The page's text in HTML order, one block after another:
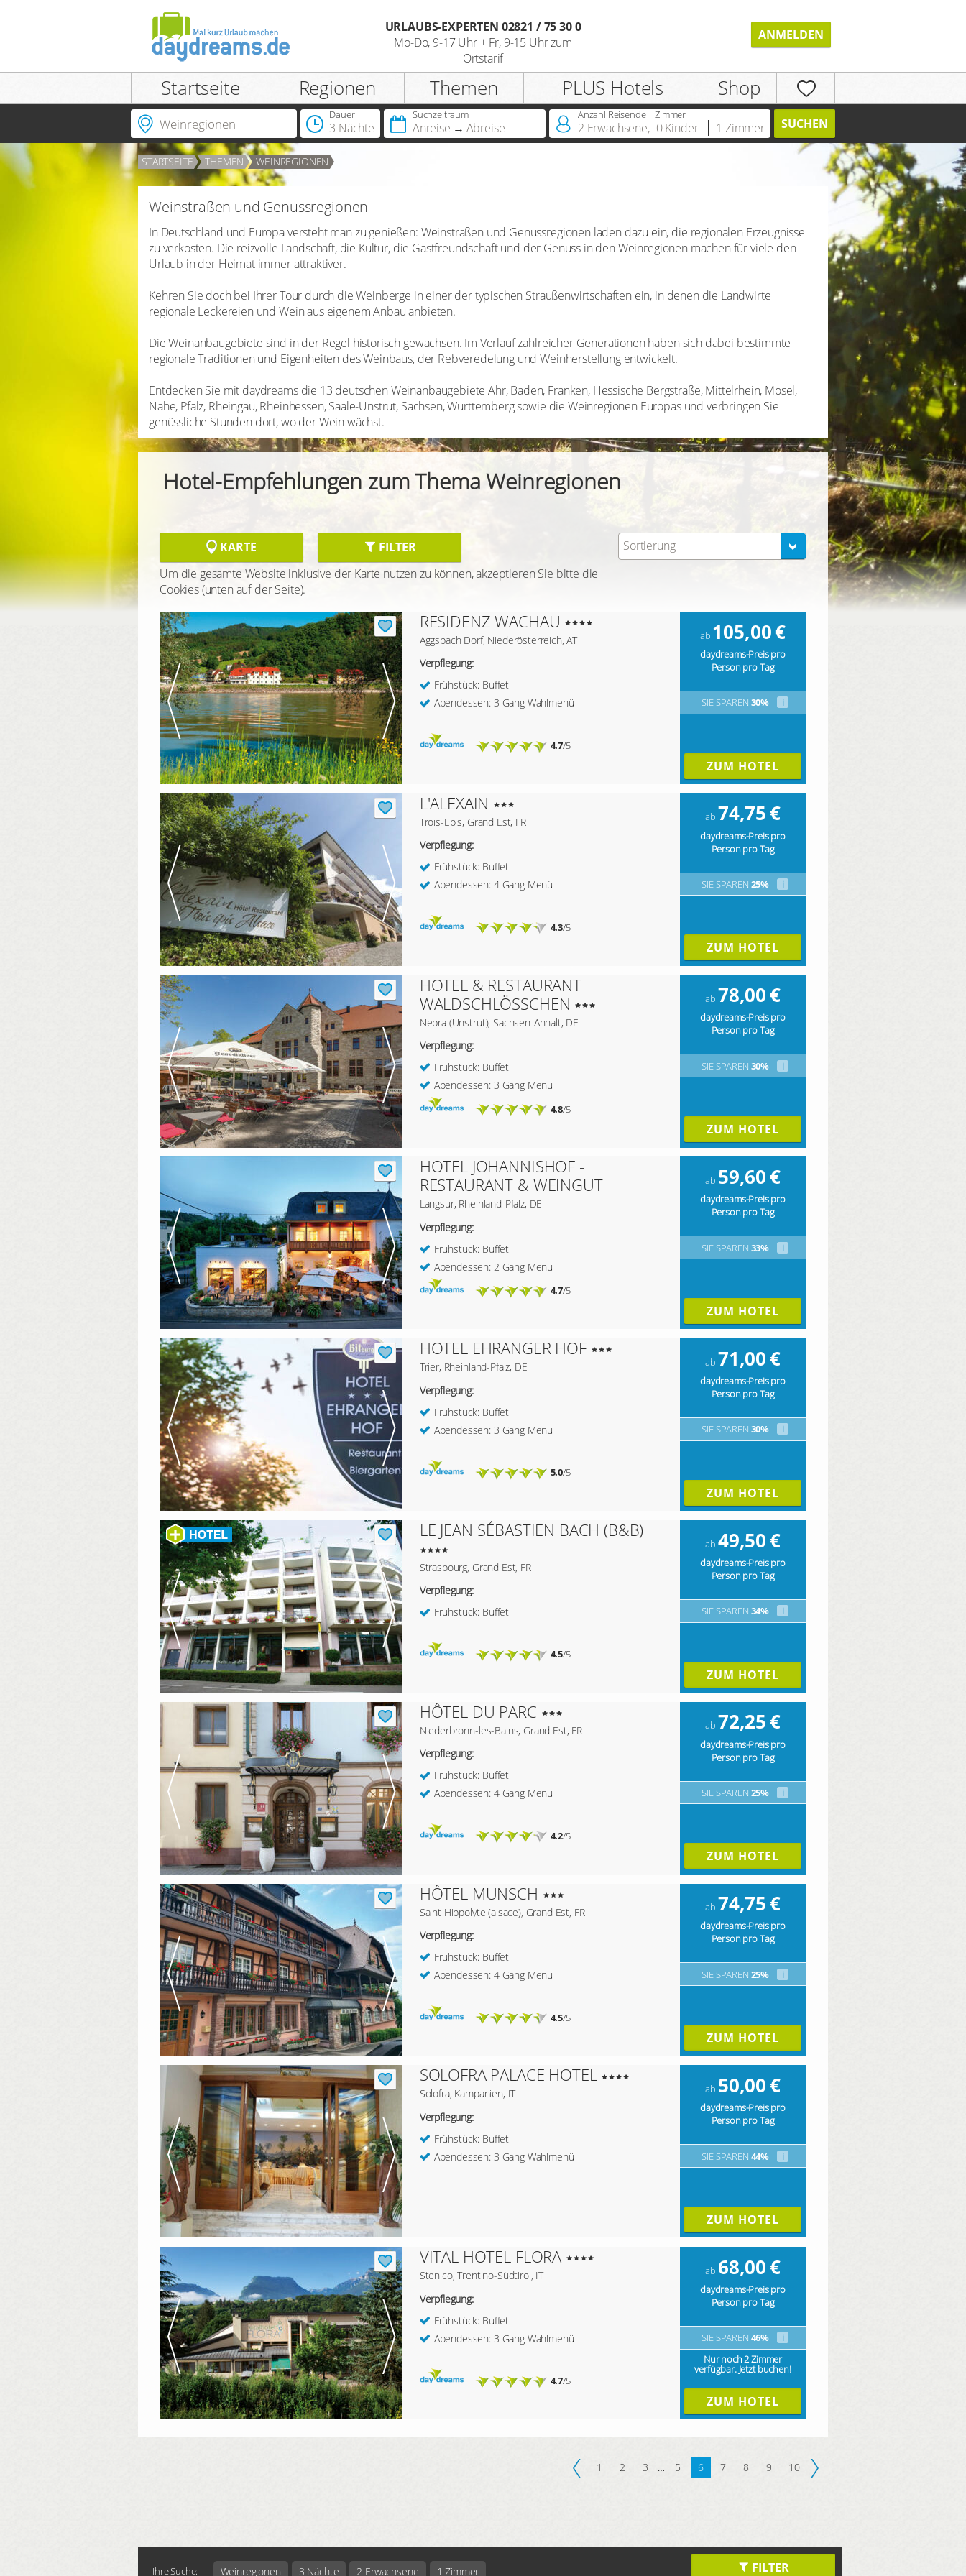
Einloggen
ANMELDEN
Passwort vergessen?
Registrieren
Hotelscheck?
URLAUBS-EXPERTEN 02821 / 75 30 0
Mo-Do, 9-17 Uhr + Fr, 9-15 Uhr zum
Ortstarif
ANMELDEN
Startseite Regionen Themen PLUS Hotels Shop
Dauer
3 Nächte
Suchzeitraum
Anreise Abreise
Anzahl Reisende | Zimmer
2 Erwachsene, 0 Kinder 1 Zimmer SUCHEN
STARTSEITE THEMEN WEINREGIONEN
Weinstraßen und Genussregionen
In Deutschland und Europa versteht man zu genießen: Weinstraßen und Genussregionen laden dazu ein, die regionalen Erzeugnisse
zu verkosten. Die reizvolle Landschaft, die Kultur, die Gastfreundschaft und der Genuss in den Weinregionen machen für viele den
Urlaub in der Heimat immer attraktiver.
Kehren Sie doch bei Ihrer Tour durch die Weinberge in einer der typischen Straußenwirtschaften ein, in denen die Landwirte
regionale Leckereien und Wein aus eigenem Anbau anbieten.
Die Weinanbaugebiete sind in der Regel historisch gewachsen. Im Verlauf zahlreicher Generationen haben sich dabei bestimmte
regionale Traditionen und Eigenheiten des Weinbaus, der Rebveredelung und Weinherstellung entwickelt.
Entdecken Sie mit daydreams die 13 deutschen Weinanbaugebiete Ahr, Baden, Franken, Hessische Bergstraße, Mittelrhein, Mosel,
Nahe, Pfalz, Rheingau, Rheinhessen, Saale-Unstrut, Sachsen, Württemberg sowie die Weinregionen Europas und verbringen Sie
genüssliche Stunden dort, wo der Wein wächst.
Hotel-Empfehlungen zum Thema Weinregionen
KARTE
FILTER
Um die gesamte Website inklusive der Karte nutzen zu können, akzeptieren Sie bitte die
Cookies (unten auf der Seite).
Sortierung
RESIDENZ WACHAU
Aggsbach Dorf, Niederösterreich, AT
Verpflegung:
Frühstück: Buffet
Abendessen: 3 Gang Wahlmenü
4.7/5
ab 105,00€
daydreams-Preis pro
Person pro Tag
SIE SPAREN 30% i
ZUM HOTEL
L'ALEXAIN
Trois-Epis, Grand Est, FR
Verpflegung:
Frühstück: Buffet
Abendessen: 4 Gang Menü
4.3/5
ab 74,75€
daydreams-Preis pro
Person pro Tag
SIE SPAREN 25% i
ZUM HOTEL
HOTEL & RESTAURANT
WALDSCHLÖSSCHEN
Nebra (Unstrut), Sachsen-Anhalt, DE
Verpflegung:
Frühstück: Buffet
Abendessen: 3 Gang Menü
4.8/5
ab 78,00€
daydreams-Preis pro
Person pro Tag
SIE SPAREN 30% i
ZUM HOTEL
HOTEL JOHANNISHOF -
RESTAURANT & WEINGUT
Langsur, Rheinland-Pfalz, DE
Verpflegung:
Frühstück: Buffet
Abendessen: 2 Gang Menü
4.7/5
ab 59,60€
daydreams-Preis pro
Person pro Tag
SIE SPAREN 33% i
ZUM HOTEL
HOTEL EHRANGER HOF
Trier, Rheinland-Pfalz, DE
Verpflegung:
Frühstück: Buffet
Abendessen: 3 Gang Menü
5.0/5
ab 71,00€
daydreams-Preis pro
Person pro Tag
SIE SPAREN 30% i
ZUM HOTEL
LE JEAN-SÉBASTIEN BACH (B&B)
Strasbourg, Grand Est, FR
Verpflegung:
Frühstück: Buffet
4.5/5
ab 49,50€
daydreams-Preis pro
Person pro Tag
SIE SPAREN 34% i
ZUM HOTEL
HÔTEL DU PARC
Niederbronn-les-Bains, Grand Est, FR
Verpflegung:
Frühstück: Buffet
Abendessen: 4 Gang Menü
4.2/5
ab 72,25€
daydreams-Preis pro
Person pro Tag
SIE SPAREN 25% i
ZUM HOTEL
HÔTEL MUNSCH
Saint Hippolyte (alsace), Grand Est, FR
Verpflegung:
Frühstück: Buffet
Abendessen: 4 Gang Menü
4.5/5
ab 74,75€
daydreams-Preis pro
Person pro Tag
SIE SPAREN 25% i
ZUM HOTEL
SOLOFRA PALACE HOTEL
Solofra, Kampanien, IT
Verpflegung:
Frühstück: Buffet
Abendessen: 3 Gang Wahlmenü
ab 50,00€
daydreams-Preis pro
Person pro Tag
SIE SPAREN 44% i
ZUM HOTEL
VITAL HOTEL FLORA
Stenico, Trentino-Südtirol, IT
Verpflegung:
Frühstück: Buffet
Abendessen: 3 Gang Wahlmenü
4.7/5
ab 68,00€
daydreams-Preis pro
Person pro Tag
SIE SPAREN 46%
i
Nur noch 2 Zimmer
verfügbar. Jetzt buchen!
ZUM HOTEL
1 2 3 … 5 6 7 8 9 10
FILTER
Ihre Suche: Weinregionen 3 Nächte 2 Erwachsene 1 Zimmer